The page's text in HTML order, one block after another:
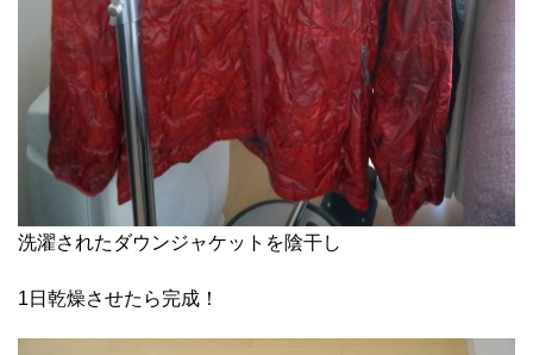
洗濯されたダウンジャケットを陰干し
1日乾燥させたら完成！